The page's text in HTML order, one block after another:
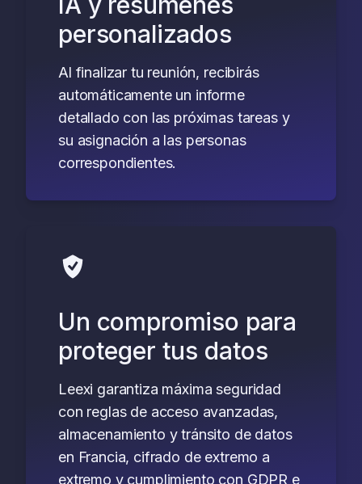
personalizados
Al finalizar tu reunión, recibirás
automáticamente un informe
detallado con las próximas tareas y
su asignación a las personas
correspondientes.
Un compromiso para
proteger tus datos
Leexi garantiza máxima seguridad
con reglas de acceso avanzadas,
almacenamiento y tránsito de datos
en Francia, cifrado de extremo a
extremo y cumplimiento con GDPR e